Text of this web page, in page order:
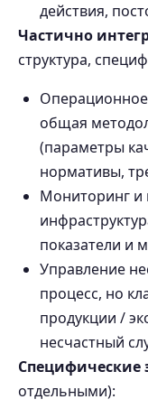
действия,
Частично
структура,
общая
(параметры
нормативы,
Мониторинг и
показатели и
Управление
процесс, но
продукции /
несчастный
Специфические
отдельными):